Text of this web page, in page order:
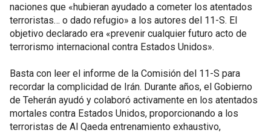
naciones que «hubieran ayudado a cometer los atentados
terroristas… o dado refugio» a los autores del 11-S. El
objetivo declarado era «prevenir cualquier futuro acto de
terrorismo internacional contra Estados Unidos».
Basta con leer el informe de la Comisión del 11-S para
recordar la complicidad de Irán. Durante años, el Gobierno
de Teherán ayudó y colaboró activamente en los atentados
mortales contra Estados Unidos, proporcionando a los
terroristas de Al Qaeda entrenamiento exhaustivo,